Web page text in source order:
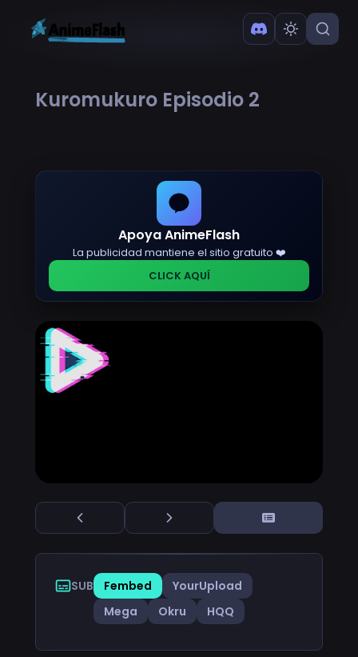
Kuromukuro Episodio 2
Apoya AnimeFlash
La publicidad mantiene el sitio gratuito ❤️
CLICK AQUÍ
SUB Fembed
YourUpload
Mega
Okru HQQ